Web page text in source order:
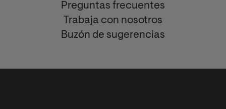
Preguntas frecuentes
Trabaja con nosotros
Buzón de sugerencias